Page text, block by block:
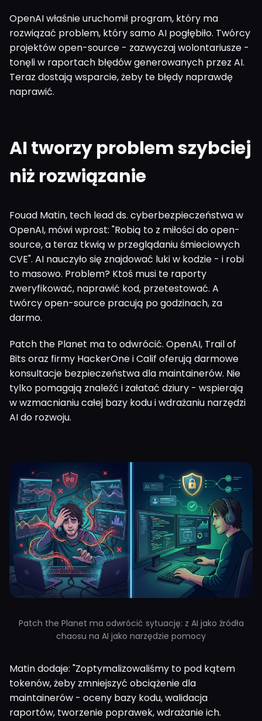
OpenAI właśnie uruchomił program, który ma
rozwiązać problem, który samo AI pogłębiło. Twórcy
projektów open-source - zazwyczaj wolontariusze -
tonęli w raportach błędów generowanych przez AI.
Teraz dostają wsparcie, żeby te błędy naprawdę
naprawić.
AI tworzy problem szybciej
niż rozwiązanie
Fouad Matin, tech lead ds. cyberbezpieczeństwa w
OpenAI, mówi wprost: "Robią to z miłości do open-
source, a teraz tkwią w przeglądaniu śmieciowych
CVE". AI nauczyło się znajdować luki w kodzie - i robi
to masowo. Problem? Ktoś musi te raporty
zweryfikować, naprawić kod, przetestować. A
twórcy open-source pracują po godzinach, za
darmo.
Patch the Planet ma to odwrócić. OpenAI, Trail of
Bits oraz firmy HackerOne i Calif oferują darmowe
konsultacje bezpieczeństwa dla maintainerów. Nie
tylko pomagają znaleźć i załatać dziury - wspierają
w wzmacnianiu całej bazy kodu i wdrażaniu narzędzi
AI do rozwoju.
Patch the Planet ma odwrócić sytuację: z AI jako źródła
chaosu na AI jako narzędzie pomocy
Matin dodaje: "Zoptymalizowaliśmy to pod kątem
tokenów, żeby zmniejszyć obciążenie dla
maintainerów - oceny bazy kodu, walidacja
raportów, tworzenie poprawek, wdrażanie ich.